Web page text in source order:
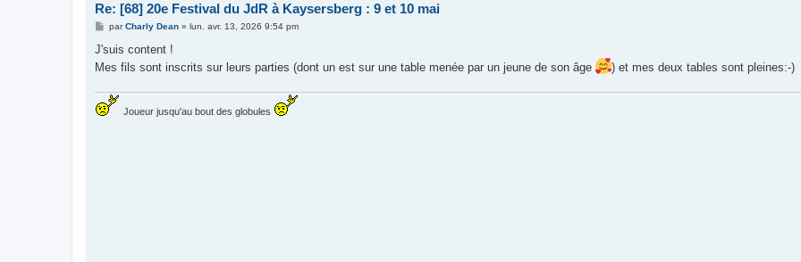
Re: [68] 20e Festival du JdR à Kaysersberg : 9 et 10 mai
M
s
a
parCharly Dean» lun. avr. 13, 2026 9:54 pm
J'suis content !
Mes fils sont inscrits sur leurs parties (dont un est sur une table menée par un jeune de son âge
) et mes deux tables sont pleines:-)
Joueur jusqu'au bout des globules